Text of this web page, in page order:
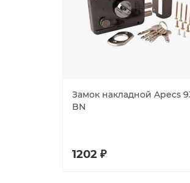
Замок накладной Apecs
BN
1202 ₽